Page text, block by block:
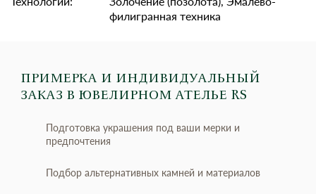
филигранная техника
ПРИМЕРКА И ИНДИВИДУАЛЬНЫЙ
ЗАКАЗ В ЮВЕЛИРНОМ АТЕЛЬЕ RS
Подготовка украшения под ваши мерки и
предпочтения
Подбор альтернативных камней и материалов